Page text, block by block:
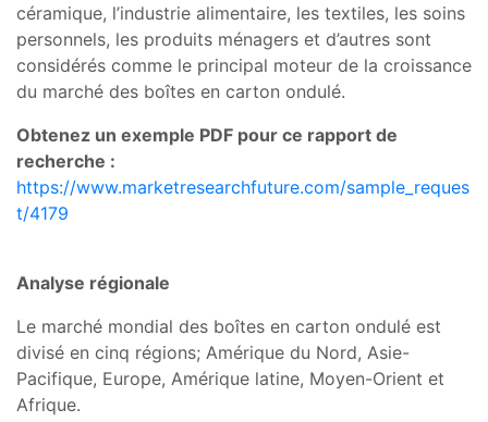
céramique, l’industrie alimentaire, les textiles, les soins
personnels, les produits ménagers et d’autres sont
considérés comme le principal moteur de la croissance
du marché des boîtes en carton ondulé.
Obtenez un exemple PDF pour ce rapport de
recherche :
https://www.marketresearchfuture.com/sample_reques
t/4179
Analyse régionale
Le marché mondial des boîtes en carton ondulé est
divisé en cinq régions; Amérique du Nord, Asie-
Pacifique, Europe, Amérique latine, Moyen-Orient et
Afrique.